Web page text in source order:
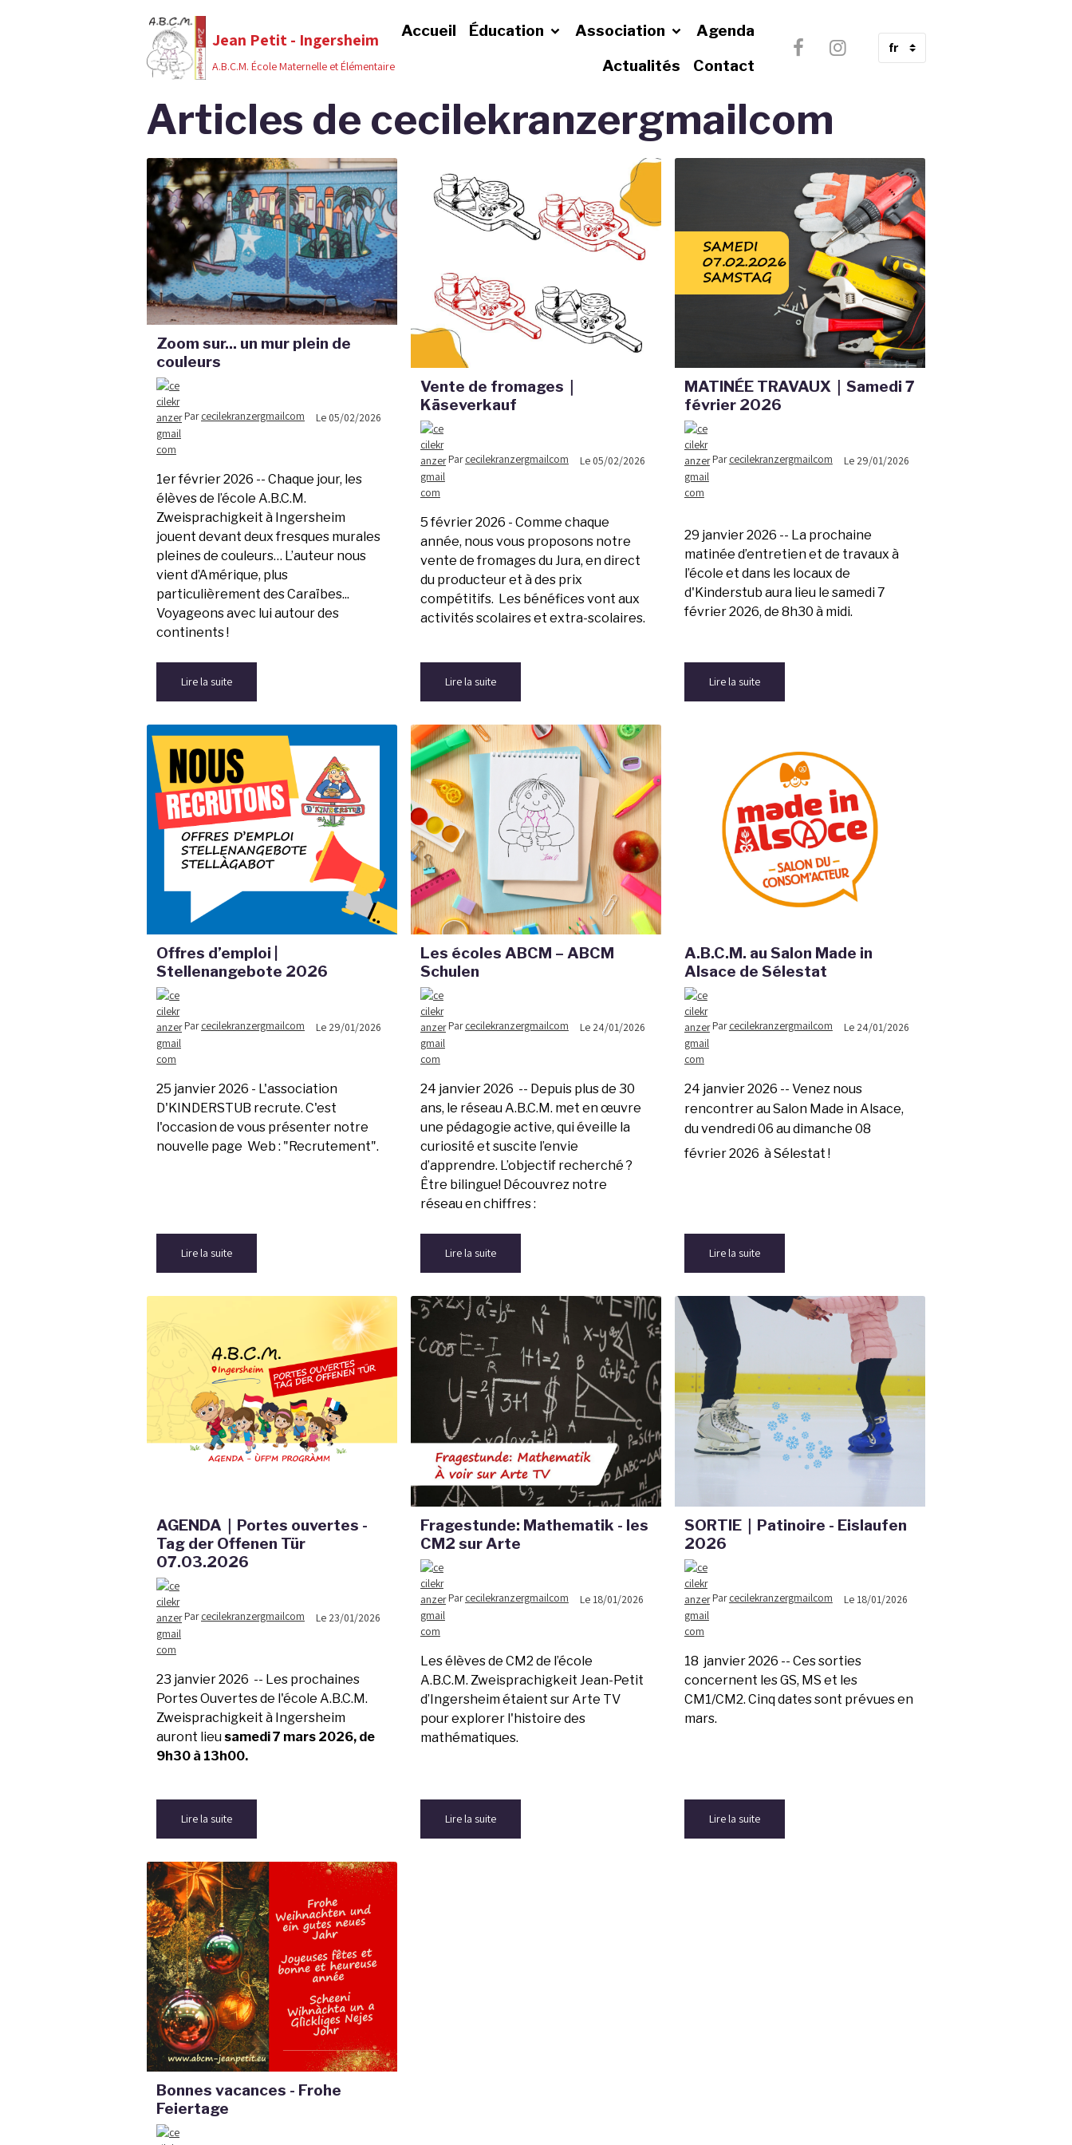
Jean Petit - Ingersheim
A.B.C.M. École Maternelle et Élémentaire
Accueil Éducation Association
Agenda
Actualités
Contact
Articles de cecilekranzergmailcom
Zoom sur... un mur plein de
couleurs
Parcecilekranzergmailcom Le 05/02/2026
1er février 2026 -- Chaque jour, les
élèves de l’école A.B.C.M.
Zweisprachigkeit à Ingersheim
jouent devant deux fresques murales
pleines de couleurs… L’auteur nous
vient d’Amérique, plus
particulièrement des Caraïbes...
Voyageons avec lui autour des
continents !
Lire la suite
Vente de fromages｜
Käseverkauf
Parcecilekranzergmailcom Le 05/02/2026
5 février 2026 - Comme chaque
année, nous vous proposons notre
vente de fromages du Jura, en direct
du producteur et à des prix
compétitifs. Les bénéfices vont aux
activités scolaires et extra-scolaires.
Lire la suite
MATINÉE TRAVAUX｜Samedi 7
février 2026
Parcecilekranzergmailcom Le 29/01/2026
29 janvier 2026 -- La prochaine
matinée d’entretien et de travaux à
l’école et dans les locaux de
d'Kinderstub aura lieu le samedi 7
février 2026, de 8h30 à midi.
Lire la suite
Offres d’emploi |
Stellenangebote 2026
Parcecilekranzergmailcom Le 29/01/2026
25 janvier 2026 - L'association
D'KINDERSTUB recrute. C'est
l'occasion de vous présenter notre
nouvelle page Web : "Recrutement".
Lire la suite
Les écoles ABCM – ABCM
Schulen
Parcecilekranzergmailcom Le 24/01/2026
24 janvier 2026 -- Depuis plus de 30
ans, le réseau A.B.C.M. met en œuvre
une pédagogie active, qui éveille la
curiosité et suscite l’envie
d’apprendre. L’objectif recherché ?
Être bilingue! Découvrez notre
réseau en chiffres :
Lire la suite
A.B.C.M. au Salon Made in
Alsace de Sélestat
Parcecilekranzergmailcom Le 24/01/2026
24 janvier 2026 -- Venez nous
rencontrer au Salon Made in Alsace,
du vendredi 06 au dimanche 08
février 2026 à Sélestat !
Lire la suite
AGENDA｜Portes ouvertes -
Tag der Offenen Tür
07.03.2026
Parcecilekranzergmailcom Le 23/01/2026
23 janvier 2026 -- Les prochaines
Portes Ouvertes de l'école A.B.C.M.
Zweisprachigkeit à Ingersheim
auront lieu samedi 7 mars 2026, de
9h30 à 13h00.
Lire la suite
Fragestunde: Mathematik - les
CM2 sur Arte
Parcecilekranzergmailcom Le 18/01/2026
Les élèves de CM2 de l’école
A.B.C.M. Zweisprachigkeit Jean-Petit
d’Ingersheim étaient sur Arte TV
pour explorer l'histoire des
mathématiques.
Lire la suite
SORTIE｜Patinoire - Eislaufen
2026
Parcecilekranzergmailcom Le 18/01/2026
18 janvier 2026 -- Ces sorties
concernent les GS, MS et les
CM1/CM2. Cinq dates sont prévues en
mars.
Lire la suite
Bonnes vacances - Frohe
Feiertage